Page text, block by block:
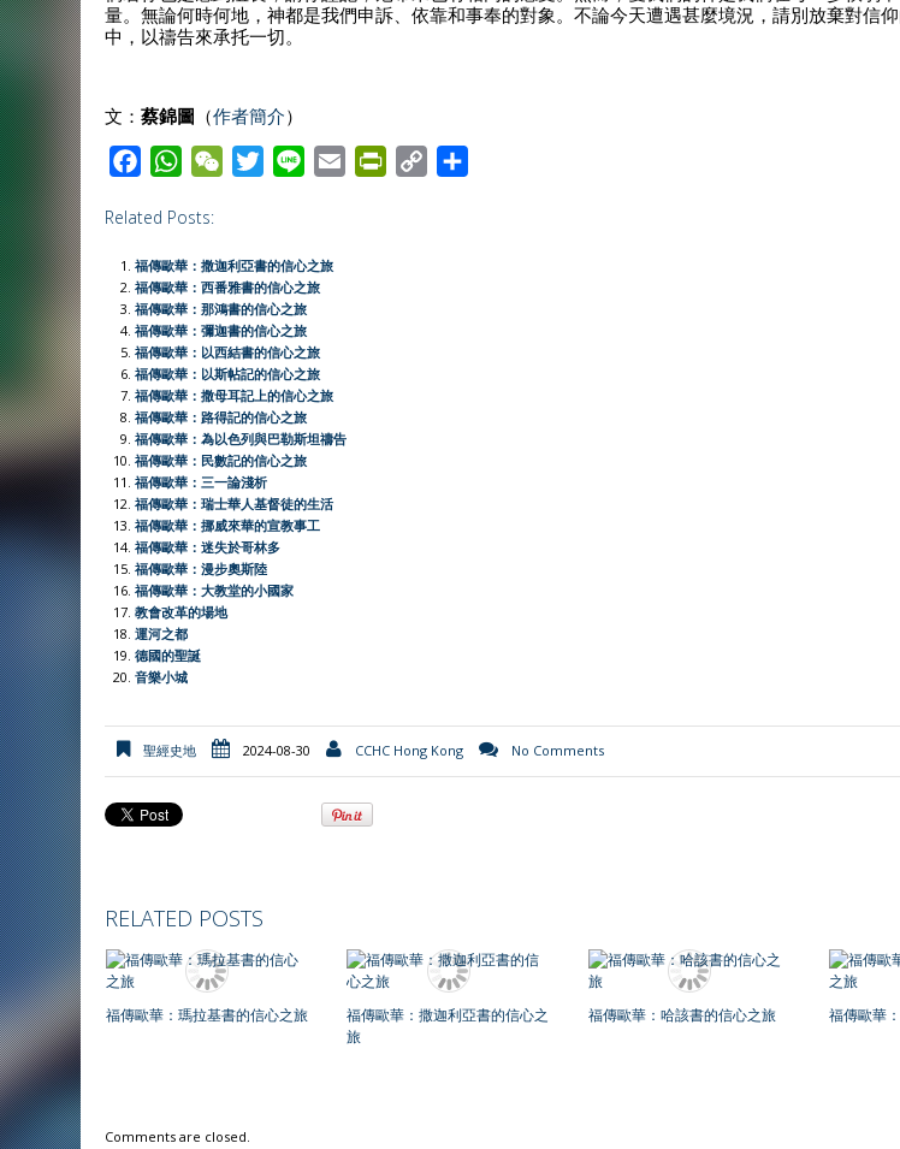
量。無論何時何地，神都是我們申訴、依靠和事奉的對象。不論今天遭遇甚麼境況，請別放棄對信
中，以禱告來承托一切。
文： 蔡錦圖 （作者簡介）
c
e
b
o
o
k
W
a
t
s
A
p
p
W
h
a
t
t
t
e
r
e
Related Posts:
福傳歐華：撒迦利亞書的信心之旅
福傳歐華：西番雅書的信心之旅
福傳歐華：那鴻書的信心之旅
福傳歐華：彌迦書的信心之旅
福傳歐華：以西結書的信心之旅
福傳歐華：以斯帖記的信心之旅
福傳歐華：撒母耳記上的信心之旅
福傳歐華：路得記的信心之旅
福傳歐華：為以色列與巴勒斯坦禱告
福傳歐華：民數記的信心之旅
福傳歐華：三一論淺析
福傳歐華：瑞士華人基督徒的生活
福傳歐華：挪威來華的宣教事工
福傳歐華：迷失於哥林多
福傳歐華：漫步奧斯陸
福傳歐華：大教堂的小國家
教會改革的場地
運河之都
德國的聖誕
音樂小城
聖經史地 2024-08-30 CCHC Hong Kong No Comments
RELATED POSTS
福傳歐華：瑪拉基書的信心之旅
福傳歐華：撒迦利亞書的信心之
旅
福傳歐華：哈該書的信心之旅 福傳歐華
Comments are closed.